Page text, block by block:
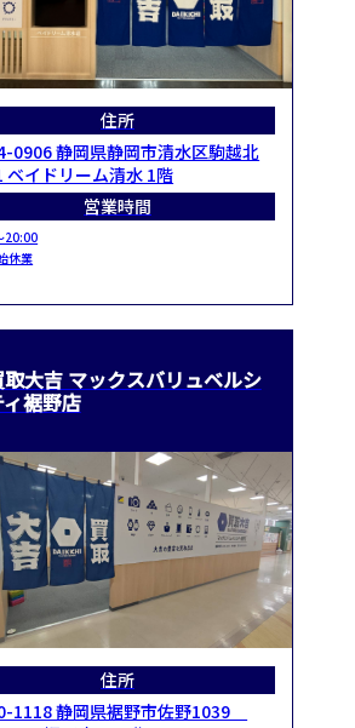
住所
0906 静岡県静岡市清水区駒越北
ベイドリーム清水 1階
営業時間
20:00
休業
取大吉 マックスバリュベルシ
ィ裾野店
住所
1118 静岡県裾野市佐野1039